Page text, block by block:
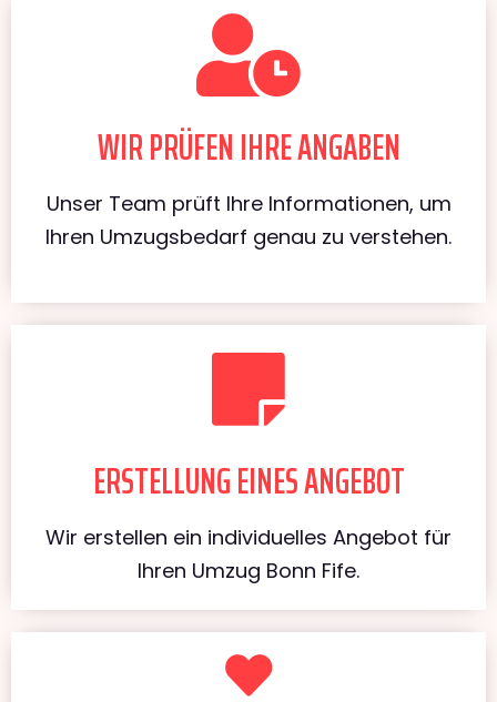
WIR PRÜFEN IHRE ANGABEN
Unser Team prüft Ihre Informationen, um
Ihren Umzugsbedarf genau zu verstehen.
ERSTELLUNG EINES ANGEBOT
Wir erstellen ein individuelles Angebot für
Ihren Umzug Bonn Fife.